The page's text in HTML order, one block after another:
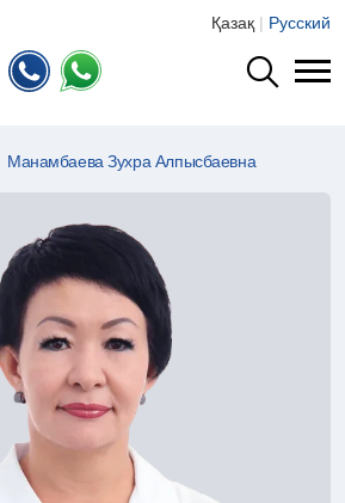
Қазақ | Русский
Манамбаева Зухра Алпысбаевна